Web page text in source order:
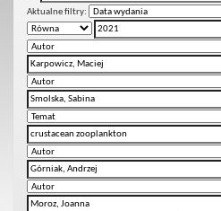
Aktualne filtry: